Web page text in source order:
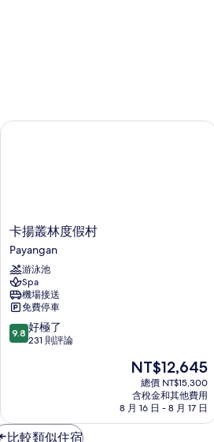
卡
揚
叢
林
度
假
村
Payangan
卡揚叢林度假村
Payangan
游泳池
Spa
機場接送
免費停車
9.8
分，
極
9.8 好極了
231 則評論
現
價
格
為
NT$12,645
總價 NT$15,300
含稅金和其他費用
8 月 16 日 - 8 月 17 日
卡揚叢林度假村
比較類似住宿